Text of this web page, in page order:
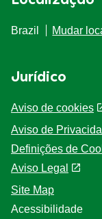
Jurídico
Aviso de cookies
Aviso de
Definições de
Aviso Legal
Site Map
Acessibilidade
Brazil Mudar